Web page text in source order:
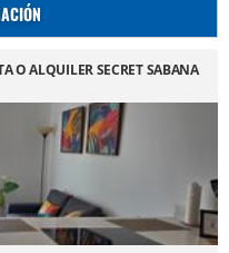
O ALQUILER SECRET SABANA